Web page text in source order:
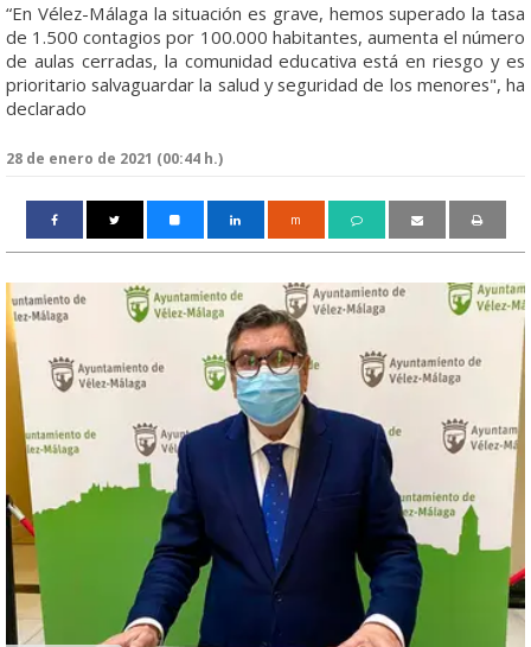
“En Vélez-Málaga la situación es grave, hemos superado la tasa
de 1.500 contagios por 100.000 habitantes, aumenta el número
de aulas cerradas, la comunidad educativa está en riesgo y es
prioritario salvaguardar la salud y seguridad de los menores", ha
declarado
28 de enero de 2021 (00:44 h.)
m